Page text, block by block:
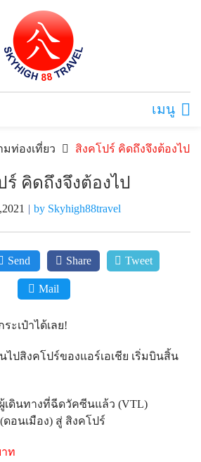
เมนู
ท่องเที่ยว สิงคโปร์ คิดถึงจึงต้องไป
ร์ คิดถึงจึงต้องไป
| by Skyhigh88travel
Send Share Tweet
Mail
ะเป๋าได้เลย!
ไปสิงคโปร์ของแอร์เอเชีย เริ่มบินสิ้น
เดินทางที่ฉีดวัคซีนแล้ว (VTL)
อนเมือง) สู่ สิงคโปร์
าท